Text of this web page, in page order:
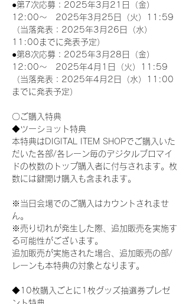
●第7次応募：2025年3月21日（金）
12:00～　2025年3月25日（火）11:59
（当落発表：2025年3月26日（水）
11:00までに発表予定）
●第8次応募：2025年3月28日（金）
12:00～　2025年4月1日（火）11:59
（当落発表：2025年4月2日（水）11:00
までに発表予定）
〇ご購入特典
◆ツーショット特典
本特典はDIGITAL ITEM SHOPでご購入いた
だいた各部/各レーン毎のデジタルブロマイ
ドの枚数のトップ購入者に付与されます。枚
数には鍵開け購入も含まれます。
※当日会場でのご購入はカウントされませ
ん。
※売り切れが発生した際、追加販売を実施す
る可能性がございます。
追加販売が実施された場合、追加販売の部/
レーンも本特典の対象となります。
◆10枚購入ごとに1枚グッズ抽選券プレゼ